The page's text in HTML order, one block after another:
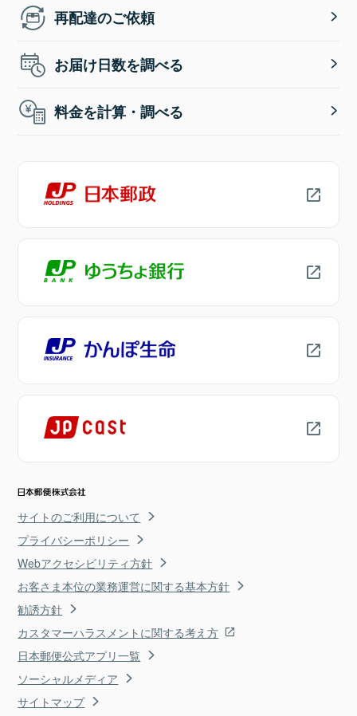
再配達のご依頼
お届け日数を調べる
料金を計算・調べる
サイトのご利用について
プライバシーポリシー
Webアクセシビリティ方針
お客さま本位の業務運営に関する基本方針
勧誘方針
カスタマーハラスメントに関する考え方
日本郵便公式アプリ一覧
ソーシャルメディア
サイトマップ